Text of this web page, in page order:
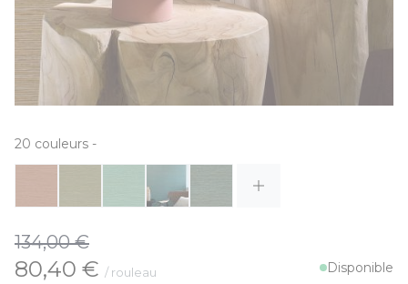
20 couleurs -
134,00 €
À partir de:
80,40 € / rouleau Disponible